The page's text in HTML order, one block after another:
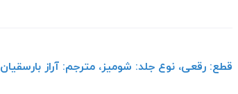
قطع: رقعی، نوع جلد: شومیز، مترجم: آراز بارسقیان